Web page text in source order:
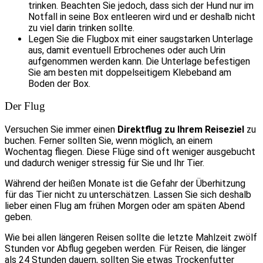
trinken. Beachten Sie jedoch, dass sich der Hund nur im
Notfall in seine Box entleeren wird und er deshalb nicht
zu viel darin trinken sollte.
Legen Sie die Flugbox mit einer saugstarken Unterlage
aus, damit eventuell Erbrochenes oder auch Urin
aufgenommen werden kann. Die Unterlage befestigen
Sie am besten mit doppelseitigem Klebeband am
Boden der Box.
Der Flug
Versuchen Sie immer einen Direktflug zu Ihrem Reiseziel zu
buchen. Ferner sollten Sie, wenn möglich, an einem
Wochentag fliegen. Diese Flüge sind oft weniger ausgebucht
und dadurch weniger stressig für Sie und Ihr Tier.
Während der heißen Monate ist die Gefahr der Überhitzung
für das Tier nicht zu unterschätzen. Lassen Sie sich deshalb
lieber einen Flug am frühen Morgen oder am späten Abend
geben.
Wie bei allen längeren Reisen sollte die letzte Mahlzeit zwölf
Stunden vor Abflug gegeben werden. Für Reisen, die länger
als 24 Stunden dauern, sollten Sie etwas Trockenfutter